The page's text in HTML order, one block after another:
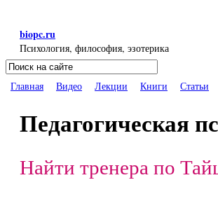
biopc.ru
Психология, философия, эзотерика
Форма поиска
Поиск
Главная Видео Лекции Книги Статьи
Педагогическая
Найти тренера по